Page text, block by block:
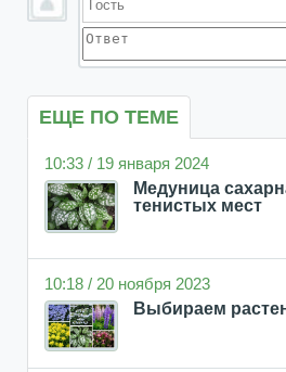
ЕЩЕ ПО ТЕМЕ
10:33 / 19 января 2024
Медуница
тенистых мест
10:18 / 20 ноября 2023
Выбираем